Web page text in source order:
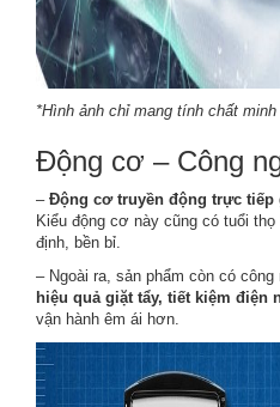
*Hình ảnh chỉ mang tính chất minh
Động cơ – Công
– Động cơ truyền động trực tiếp
Kiểu động cơ này cũng có tuổi
định, bền bỉ.
– Ngoài ra, sản phẩm còn có công
hiệu quả giặt tẩy, tiết kiệm điện
vận hành êm ái hơn.